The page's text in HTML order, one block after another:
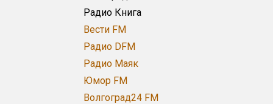
Радио Книга
Вести FM
Радио DFM
Радио Маяк
Юмор FM
Волгоград24 FM